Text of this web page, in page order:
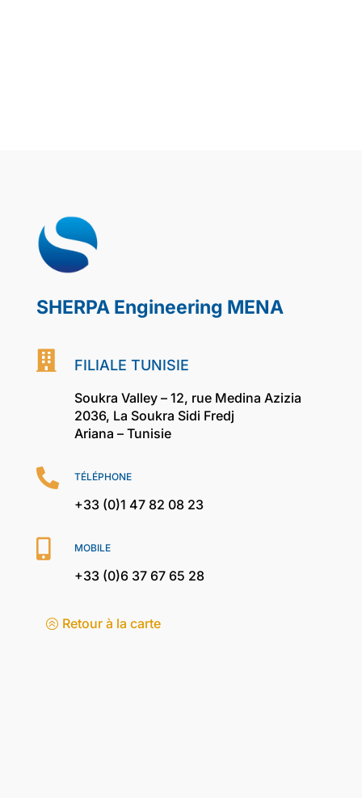
SHERPA Engineering MENA
 FILIALE TUNISIE
Soukra Valley – 12, rue Medina Azizia
2036, La Soukra Sidi Fredj
Ariana – Tunisie
 TÉLÉPHONE
+33 (0)1 47 82 08 23
 MOBILE
+33 (0)6 37 67 65 28
Retour à la carte